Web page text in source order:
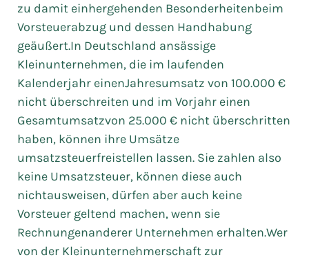
zu damit einhergehenden Besonderheitenbeim
Vorsteuerabzug und dessen Handhabung
geäußert.In Deutschland ansässige
Kleinunternehmen, die im laufenden
Kalenderjahr einenJahresumsatz von 100.000 €
nicht überschreiten und im Vorjahr einen
Gesamtumsatzvon 25.000 € nicht überschritten
haben, können ihre Umsätze
umsatzsteuerfreistellen lassen. Sie zahlen also
keine Umsatzsteuer, können diese auch
nichtausweisen, dürfen aber auch keine
Vorsteuer geltend machen, wenn sie
Rechnungenanderer Unternehmen erhalten.Wer
von der Kleinunternehmerschaft zur